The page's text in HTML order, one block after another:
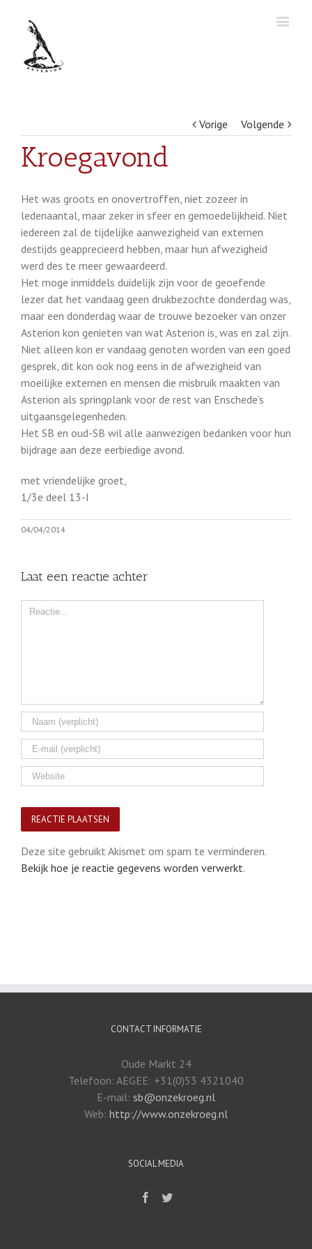
Vorige Volgende
Kroegavond
Het was groots en onovertroffen, niet zozeer in
ledenaantal, maar zeker in sfeer en gemoedelijkheid. Niet
iedereen zal de tijdelijke aanwezigheid van externen
destijds geapprecieerd hebben, maar hun afwezigheid
werd des te meer gewaardeerd.
Het moge inmiddels duidelijk zijn voor de geoefende
lezer dat het vandaag geen drukbezochte donderdag was,
maar een donderdag waar de trouwe bezoeker van onzer
Asterion kon genieten van wat Asterion is, was en zal zijn.
Niet alleen kon er vandaag genoten worden van een goed
gesprek, dit kon ook nog eens in de afwezigheid van
moeilijke externen en mensen die misbruik maakten van
Asterion als springplank voor de rest van Enschede's
uitgaansgelegenheden.
Het SB en oud-SB wil alle aanwezigen bedanken voor hun
bijdrage aan deze eerbiedige avond.
met vriendelijke groet,
1/3e deel 13-I
04/04/2014
Laat een reactie achter
Comment
Deze site gebruikt Akismet om spam te verminderen.
Bekijk hoe je reactie gegevens worden verwerkt.
CONTACT INFORMATIE
Oude Markt 24
Telefoon: AEGEE: +31(0)53 4321040
E-mail: sb@onzekroeg.nl
Web: http://www.onzekroeg.nl
SOCIAL MEDIA